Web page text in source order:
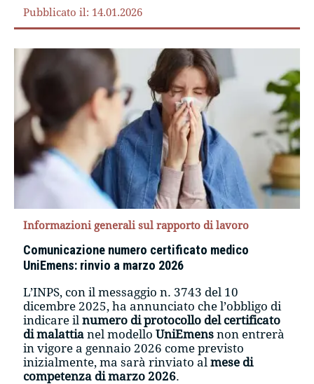
Pubblicato il: 14.01.2026
Informazioni generali sul rapporto di lavoro
Comunicazione numero certificato medico
UniEmens: rinvio a marzo 2026
L’INPS, con il messaggio n. 3743 del 10
dicembre 2025, ha annunciato che l’obbligo di
indicare ilnumero di protocollo del certificato
di malattia nel modelloUniEmens non entrerà
in vigore a gennaio 2026 come previsto
inizialmente, ma sarà rinviato almese di
competenza di marzo 2026.